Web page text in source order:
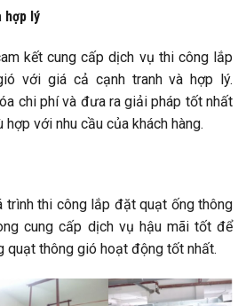
hợp lý
kết cung cấp dịch vụ thi công lắp
với giá cả cạnh tranh và hợp lý.
chi phí và đưa ra giải pháp tốt nhất
với nhu cầu của khách hàng.
trình thi công lắp đặt quạt ống thông
cung cấp dịch vụ hậu mãi tốt để
quạt thông gió hoạt động tốt nhất.